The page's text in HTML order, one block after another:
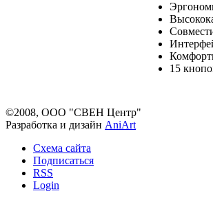
15
©2008, ООО "СВЕН Центр"
Разработка и дизайн AniArt
Схема сайта
Подписаться
RSS
Login